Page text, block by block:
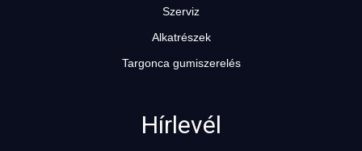
Szerviz
Alkatrészek
Targonca gumiszerelés
Hírlevél